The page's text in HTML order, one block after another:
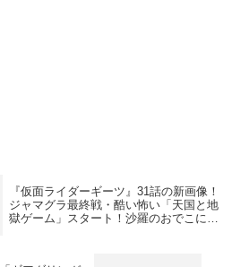
『仮面ライダーギーツ』31話の新画像！
ジャマグラ最終戦・酷い怖い「天国と地
獄ゲーム」スタート！沙羅のおでこにナ